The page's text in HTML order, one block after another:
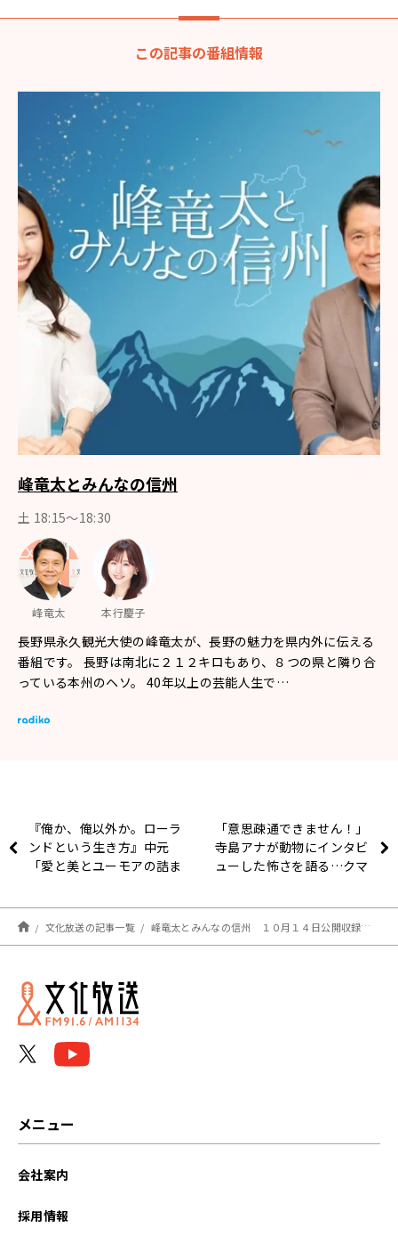
この記事の番組情報
峰竜太とみんなの信州
土 18:15〜18:30
峰竜太 本行慶子
長野県永久観光大使の峰竜太が、長野の魅力を県内外に伝える
番組です。 長野は南北に２１２キロもあり、８つの県と隣り合
っている本州のヘソ。 40年以上の芸能人生で…
『俺か、俺以外か。ローラ
ンドという生き方』中元
「愛と美とユーモアの詰ま
「意思疎通できません！」
寺島アナが動物にインタビ
ューした怖さを語る…クマ
文化放送の記事一覧 峰竜太とみんなの信州 １０月１４日公開収録放送後記
メニュー
会社案内
採用情報